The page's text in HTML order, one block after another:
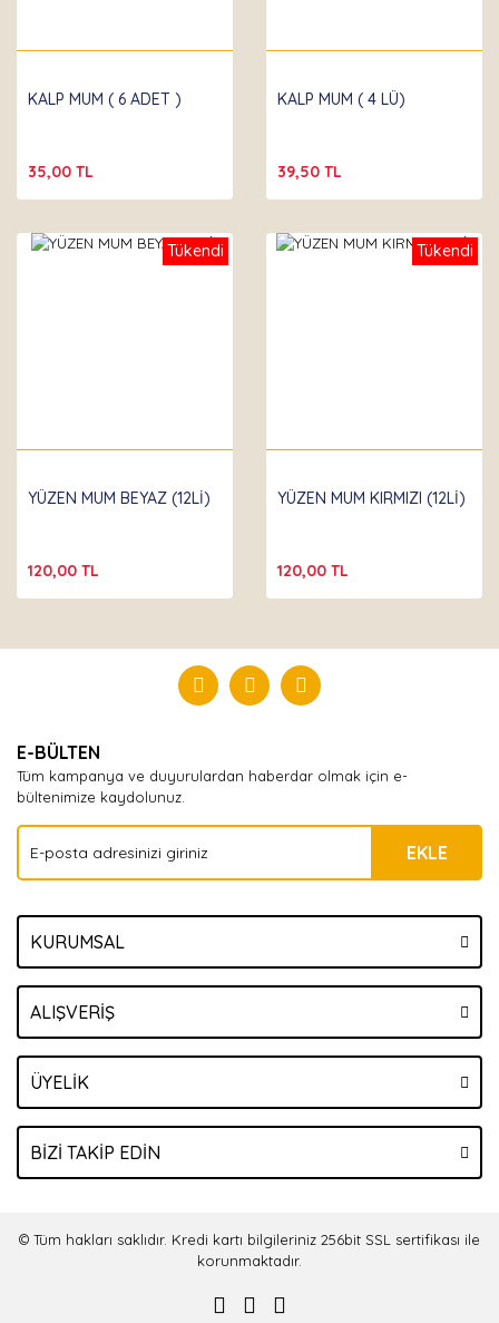
KALP MUM ( 6 ADET )
35,00 TL
KALP MUM ( 4 LÜ)
39,50 TL
Tükendi
YÜZEN MUM BEYAZ (12Lİ)
120,00 TL
Tükendi
YÜZEN MUM KIRMIZI (12Lİ)
120,00 TL
E-BÜLTEN
Tüm kampanya ve duyurulardan haberdar olmak için e-
bültenimize kaydolunuz.
EKLE
KURUMSAL
ALIŞVERİŞ
ÜYELİK
BİZİ TAKİP EDİN
© Tüm hakları saklıdır. Kredi kartı bilgileriniz 256bit SSL sertifikası ile
korunmaktadır.